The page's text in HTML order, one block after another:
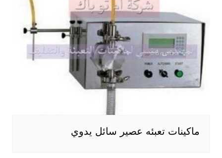
ماكينات تعبئه عصير سائل يدوي